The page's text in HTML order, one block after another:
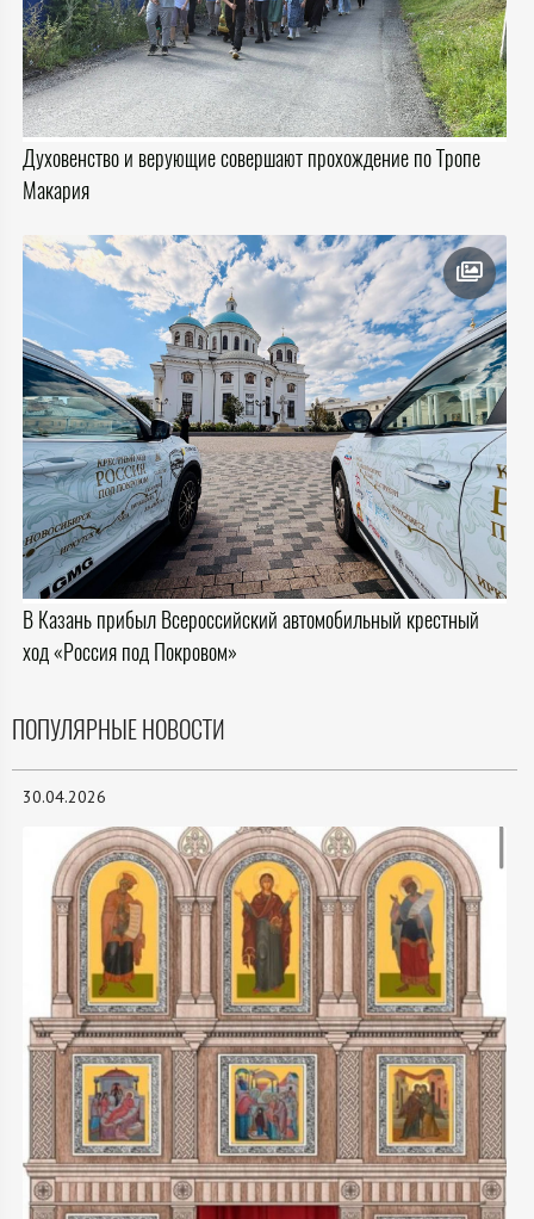
Духовенство и верующие совершают прохождение по Тропе
Макария
В Казань прибыл Всероссийский автомобильный крестный
ход «Россия под Покровом»
ПОПУЛЯРНЫЕ НОВОСТИ
30.04.2026